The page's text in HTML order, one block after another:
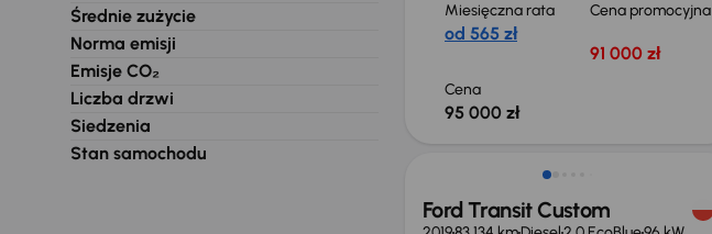
Średnie zużycie
Norma emisji
Emisje CO₂
Liczba drzwi
Siedzenia
Stan samochodu
Miesięczna rata
od 565 zł
Cena promocyjna
91 000 zł
Cena
95 000 zł
Taniej o 1 000 zł
Ford Transit Custom